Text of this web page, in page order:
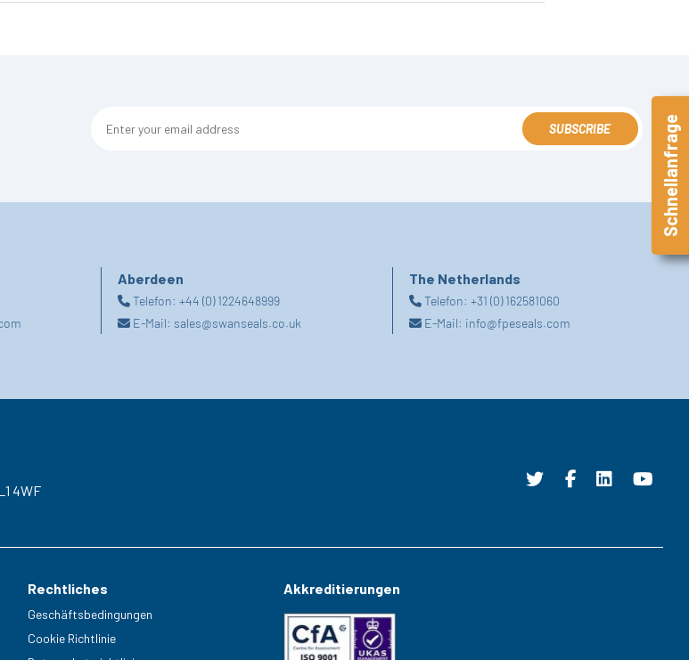
SUBSCRIBE
Aberdeen
Telefon: +44 (0) 1224648999
E-Mail: sales@swanseals.co.uk
The Netherlands
Telefon:+31 (0) 162581060
E-Mail: info@fpeseals.com
4WF
Rechtliches
Geschäftsbedingungen
Cookie Richtlinie
Akkreditierungen
Schnellanfrage